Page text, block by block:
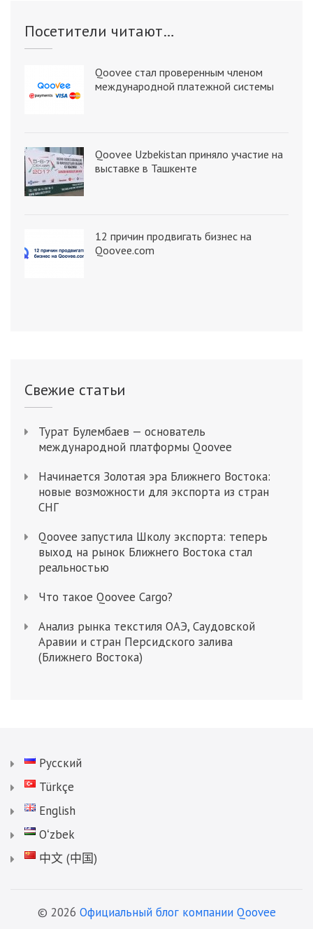
Посетители читают…
Qoovee стал проверенным членом
международной платежной системы
Qoovee Uzbekistan приняло участие на
выставке в Ташкенте
12 причин продвигать бизнес на
Qoovee.com
Свежие статьи
Турат Булембаев — основатель
международной платформы Qoovee
Начинается Золотая эра Ближнего Востока:
новые возможности для экспорта из стран
СНГ
Qoovee запустила Школу экспорта: теперь
выход на рынок Ближнего Востока стал
реальностью
Что такое Qoovee Cargo?
Анализ рынка текстиля ОАЭ, Саудовской
Аравии и стран Персидского залива
(Ближнего Востока)
Русский
Türkçe
English
Oʻzbek
中文 (中国)
© 2026 Официальный блог компании Qoovee